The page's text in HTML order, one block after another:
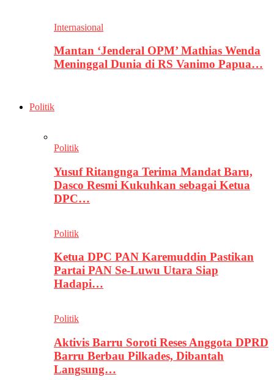
Internasional
Mantan ‘Jenderal OPM’ Mathias Wenda
Meninggal Dunia di RS Vanimo Papua…
Politik
Politik
Yusuf Ritangnga Terima Mandat Baru,
Dasco Resmi Kukuhkan sebagai Ketua
DPC…
Politik
Ketua DPC PAN Karemuddin Pastikan
Partai PAN Se-Luwu Utara Siap
Hadapi…
Politik
Aktivis Barru Soroti Reses Anggota DPRD
Barru Berbau Pilkades, Dibantah
Langsung…